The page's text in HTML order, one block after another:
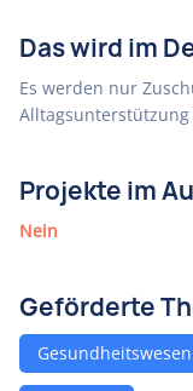
Das wird im
Es werden nur
Projekte im
Nein
Geförderte
Gesundheitswesen